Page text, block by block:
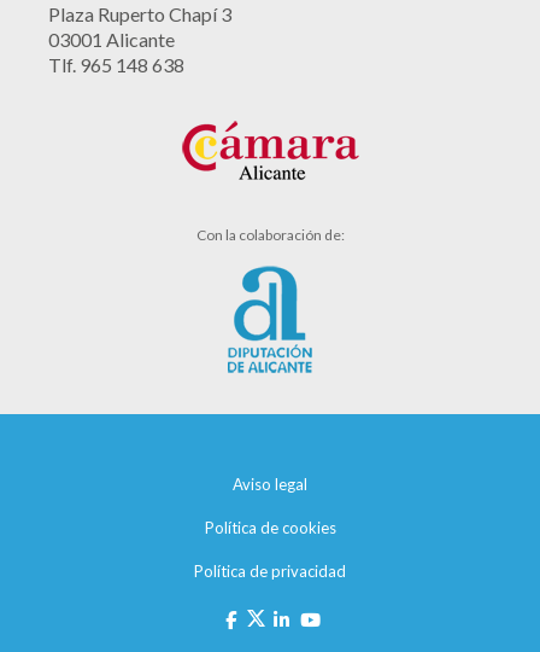
Plaza Ruperto Chapí 3
03001 Alicante
Tlf. 965 148 638
Con la colaboración de:
Aviso legal
Política de cookies
Política de privacidad